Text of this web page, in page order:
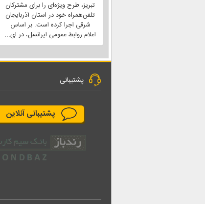
تبریز، طرح ویژه‌ای را برای مشترکان
تلفن‌همراه خود در استان آذربایجان
شرقی اجرا کرده است. بر اساس
اعلام روابط عمومی ایرانسل، در ای...
پشتیبانی
پشتیبانی آنلاین